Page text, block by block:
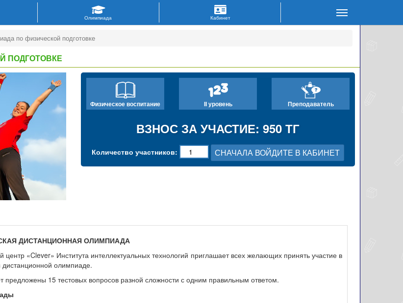
по физической подготовке
ПОДГОТОВКЕ
Физическое воспитание II уровень Преподаватель
ВЗНОС ЗА УЧАСТИЕ: 950 ТГ
Количество участников: СНАЧАЛА ВОЙДИТЕ В КАБИНЕТ
ДИСТАНЦИОННАЯ ОЛИМПИАДА
центр «Clever» Института интеллектуальных технологий приглашает всех желающих принять участие в
дистанционной олимпиаде.
предложены 15 тестовых вопросов разной сложности с одним правильным ответом.